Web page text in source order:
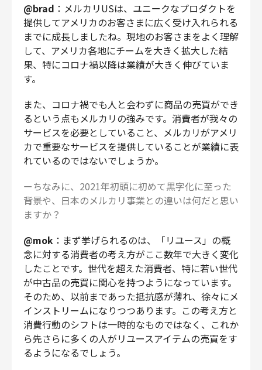
@brad ：メルカリUSは、ユニークなプロダクトを
提供してアメリカのお客さまに広く受け入れられる
までに成長しましたね。現地のお客さまをよく理解
して、アメリカ各地にチームを大きく拡大した結
果、特にコロナ禍以降は業績が大きく伸びていま
す。
また、コロナ禍でも人と会わずに商品の売買ができ
るという点もメルカリの強みです。消費者が我々の
サービスを必要としていること、メルカリがアメリ
カで重要なサービスを提供していることが業績に表
れているのではないでしょうか。
ーちなみに、2021年初頭に初めて黒字化に至った
背景や、日本のメルカリ事業との違いは何だと思い
ますか？
@mok ：まず挙げられるのは、「リユース」の概
念に対する消費者の考え方がここ数年で大きく変化
したことです。世代を超えた消費者、特に若い世代
が中古品の売買に関心を持つようになっています。
そのため、以前まであった抵抗感が薄れ、徐々にメ
インストリームになりつつあります。この考え方と
消費行動のシフトは一時的なものではなく、これか
ら先さらに多くの人がリユースアイテムの売買をす
るようになるでしょう。